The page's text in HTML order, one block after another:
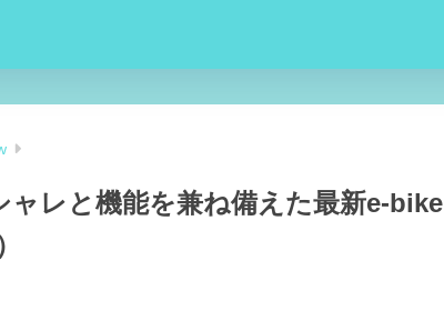
ャレと機能を兼ね備えた最新e-bike